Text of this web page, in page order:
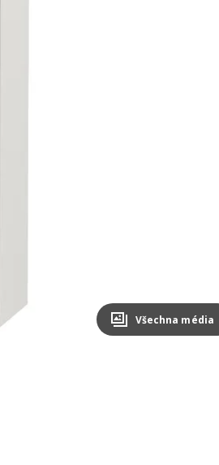
Všechna média